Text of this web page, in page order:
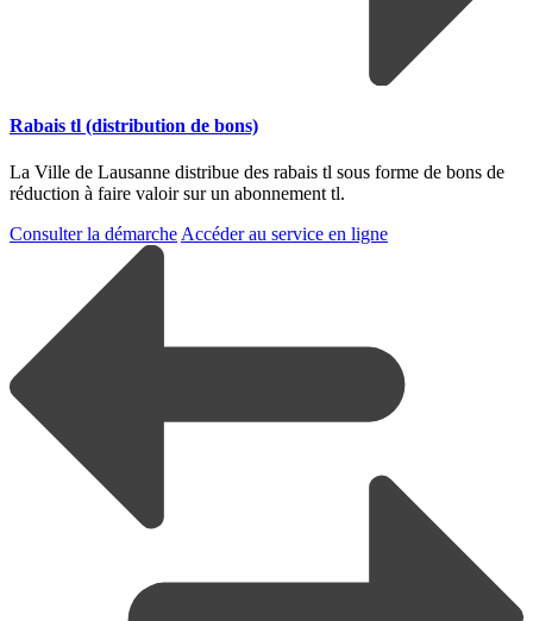
Rabais tl (distribution de bons)
La Ville de Lausanne distribue des rabais tl sous forme de bons de
réduction à faire valoir sur un abonnement tl.
Consulter la démarche Accéder au service en ligne